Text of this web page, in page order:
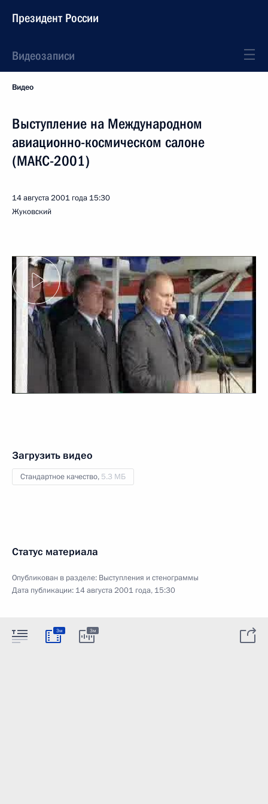
Президент России
Видеозаписи
Видео
Выступление на Международном
авиационно-космическом салоне
(МАКС-2001)
14 августа 2001 года 15:30
Жуковский
Загрузить видео
Стандартное качество, 5.3 МБ
Статус материала
Опубликован в разделе: Выступления и стенограммы
Дата публикации: 14 августа 2001 года, 15:30
3м 3м